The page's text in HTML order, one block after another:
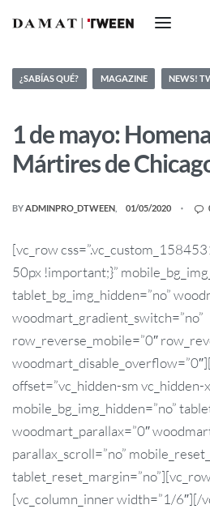
¿SABÍAS QUÉ? MAGAZINE NEWS!
1 de mayo:
Mártires de
BYADMINPRO_DTWEEN 01/05/2020
[vc_row
50px !important;}”
tablet_bg_img_hidden=”no”
woodmart_gradient_switch=”no”
row_reverse_mobile=”0″
offset=”vc_hidden-sm vc_hidden-
mobile_bg_img_hidden=”no”
woodmart_parallax=”0″
parallax_scroll=”no”
[vc_column_inner width=”1/6″][/